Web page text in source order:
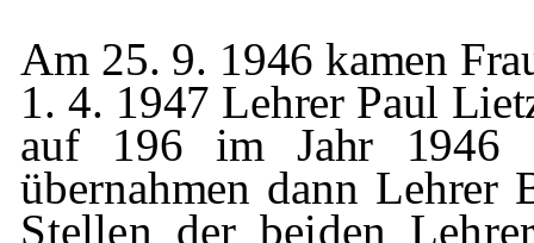
Am 25. 9. 1946 kamen
1. 4. 1947 Lehrer Paul
auf 196 im Jahr 1946
übernahmen dann Lehrer
Stellen der beiden